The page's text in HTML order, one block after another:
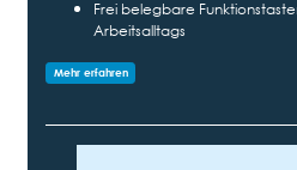
Frei belegbare
Arbeitsalltags
Mehr erfahren